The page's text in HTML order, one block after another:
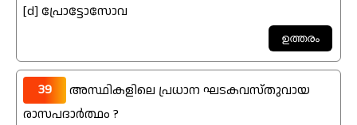
[d] പ്രാേട്ടോസാേവ
39
അസ്ഥികളിലെ പ്രധാന ഘടകവസ്തുവായ
രാസപദാർത്ഥം ?